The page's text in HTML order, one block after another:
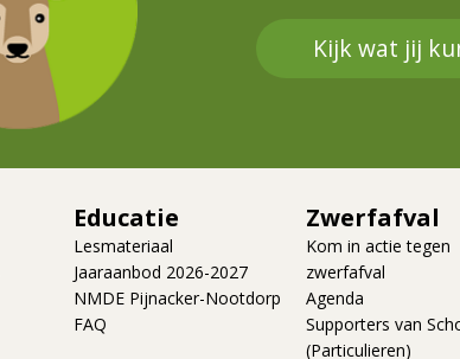
Kijk wat jij
Educatie
Lesmateriaal
Jaaraanbod 2026-2027
NMDE Pijnacker-Nootdorp
FAQ
Zwerfafval
Kom in actie tegen
zwerfafval
Agenda
Supporters van
(Particulieren)